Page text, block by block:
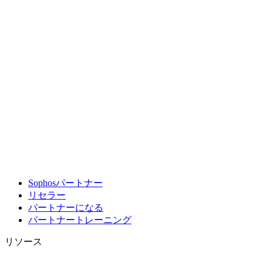
Sophosパートナー
リセラー
パートナーになる
パートナートレーニング
リソース